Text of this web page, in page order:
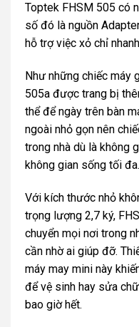
Toptek FHSM 505 có
số đó là nguồn
hỗ trợ việc xỏ chỉ
Như những chiếc máy
505a được trang bị
thể để ngày trên bàn
ngoài nhỏ gọn nên
trong nhà dù là không
không gian sống tối đa.
Với kích thước nhỏ
trọng lượng 2,7 ký,
chuyển mọi nơi trong
cần nhờ ai giúp đỡ.
máy may mini này
để vệ sinh hay sửa
bao giờ hết.